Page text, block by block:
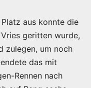
aus konnte die
geritten wurde,
zulegen, um noch
das mit
Rennen nach